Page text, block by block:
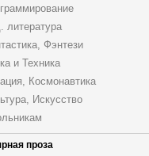
литература
Фэнтези
и Техника
Космонавтика
Искусство
проза